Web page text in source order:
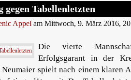
gegen Tabellenletzten
Appel am Mittwoch, 9. März 2016,
Die vierte
Erfolgsgarant in der
spielt nach einem klaren